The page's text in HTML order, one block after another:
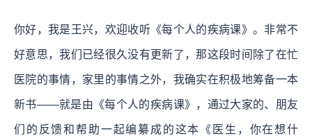
你好，我是王兴，欢迎收听《每个人的疾病课》。非常不
好意思，我们已经很久没有更新了，那这段时间除了在忙
医院的事情，家里的事情之外，我确实在积极地筹备一本
新书——就是由《每个人的疾病课》，通过大家的、朋友
们的反馈和帮助一起编纂成的这本《医生，你在想什